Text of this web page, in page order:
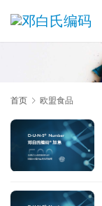
首页 欧盟食品